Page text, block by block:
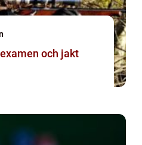
och jakt